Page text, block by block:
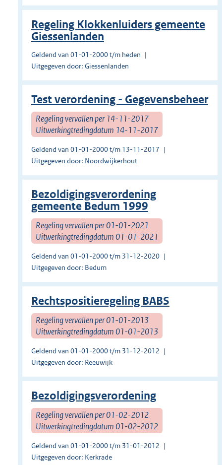
Regeling Klokkenluiders gemeente
Giessenlanden
Geldend van 01-01-2000 t/m heden
Uitgegeven door: Giessenlanden
Test verordening - Gegevensbeheer
Regeling vervallen per 14-11-2017
Uitwerkingtredingdatum 14-11-2017
Geldend van 01-01-2000 t/m 13-11-2017
Uitgegeven door: Noordwijkerhout
Bezoldigingsverordening
gemeente Bedum 1999
Regeling vervallen per 01-01-2021
Uitwerkingtredingdatum 01-01-2021
Geldend van 01-01-2000 t/m 31-12-2020
Uitgegeven door: Bedum
Rechtspositieregeling BABS
Regeling vervallen per 01-01-2013
Uitwerkingtredingdatum 01-01-2013
Geldend van 01-01-2000 t/m 31-12-2012
Uitgegeven door: Reeuwijk
Bezoldigingsverordening
Regeling vervallen per 01-02-2012
Uitwerkingtredingdatum 01-02-2012
Geldend van 01-01-2000 t/m 31-01-2012
Uitgegeven door: Kerkrade